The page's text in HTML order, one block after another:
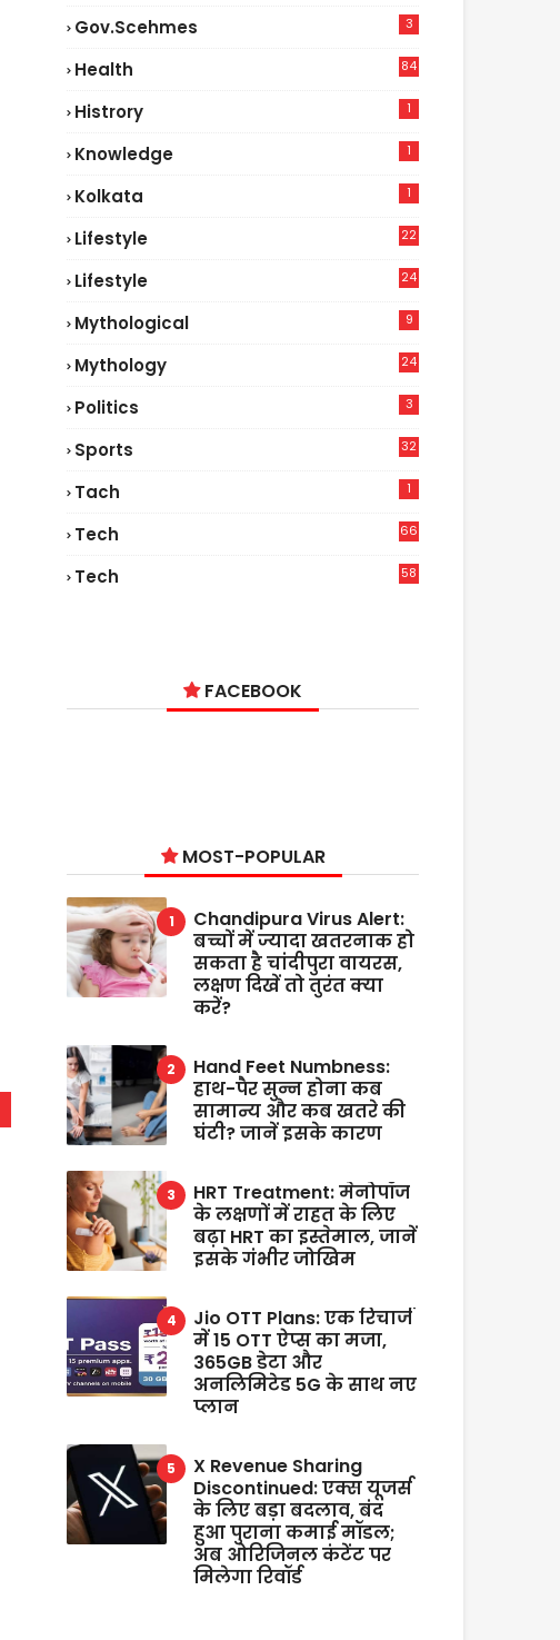
Gov.scehmes 3
Health
84
Histrory 1
Knowledge 1
Kolkata 1
Lifestyle
22
Lifestyle
24
Mythological 9
Mythology 24
Politics 3
Sports 32
Tach 1
Tech
66
Tech
58
FACEBOOK
MOST-POPULAR
Chandipura Virus Alert:
बच्चों में ज्यादा खतरनाक हो
सकता है चांदीपुरा वायरस,
लक्षण दिखें तो तुरंत क्या
करें?
Hand Feet Numbness:
हाथ-पैर सुन्न होना कब
सामान्य और कब खतरे की
घंटी? जानें इसके कारण
HRT Treatment: मेनोपॉज
के लक्षणों में राहत के लिए
बढ़ा HRT का इस्तेमाल, जानें
इसके गंभीर जोखिम
Jio OTT Plans: एक रिचार्ज
में 15 OTT ऐप्स का मजा,
365GB डेटा और
अनलिमिटेड 5G के साथ नए
प्लान
X Revenue Sharing
Discontinued: एक्स यूजर्स
के लिए बड़ा बदलाव, बंद
हुआ पुराना कमाई मॉडल;
अब ओरिजिनल कंटेंट पर
मिलेगा रिवॉर्ड